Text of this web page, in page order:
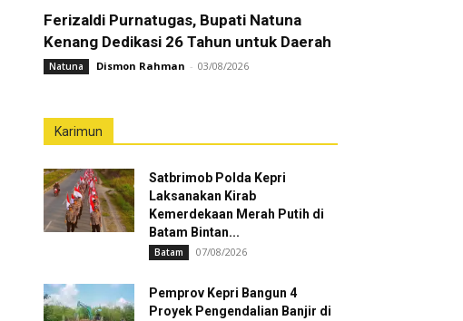
Ferizaldi Purnatugas, Bupati Natuna
Kenang Dedikasi 26 Tahun untuk Daerah
Natuna Dismon Rahman - 03/08/2026
Karimun
Satbrimob Polda Kepri
Laksanakan Kirab
Kemerdekaan Merah Putih di
Batam Bintan...
Batam 07/08/2026
Pemprov Kepri Bangun 4
Proyek Pengendalian Banjir di